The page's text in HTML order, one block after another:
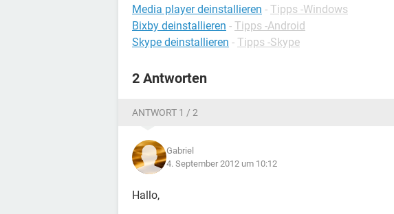
Media player deinstallieren - Tipps -Windows
Bixby deinstallieren - Tipps -Android
Skype deinstallieren - Tipps -Skype
2 Antworten
ANTWORT 1 / 2
Gabriel
4. September 2012 um 10:12
Hallo,